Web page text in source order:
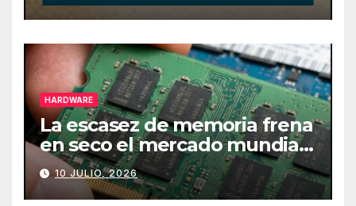
HARDWARE
La escasez de memoria frena
en seco el mercado mundial
de PCs
10 JULIO, 2026